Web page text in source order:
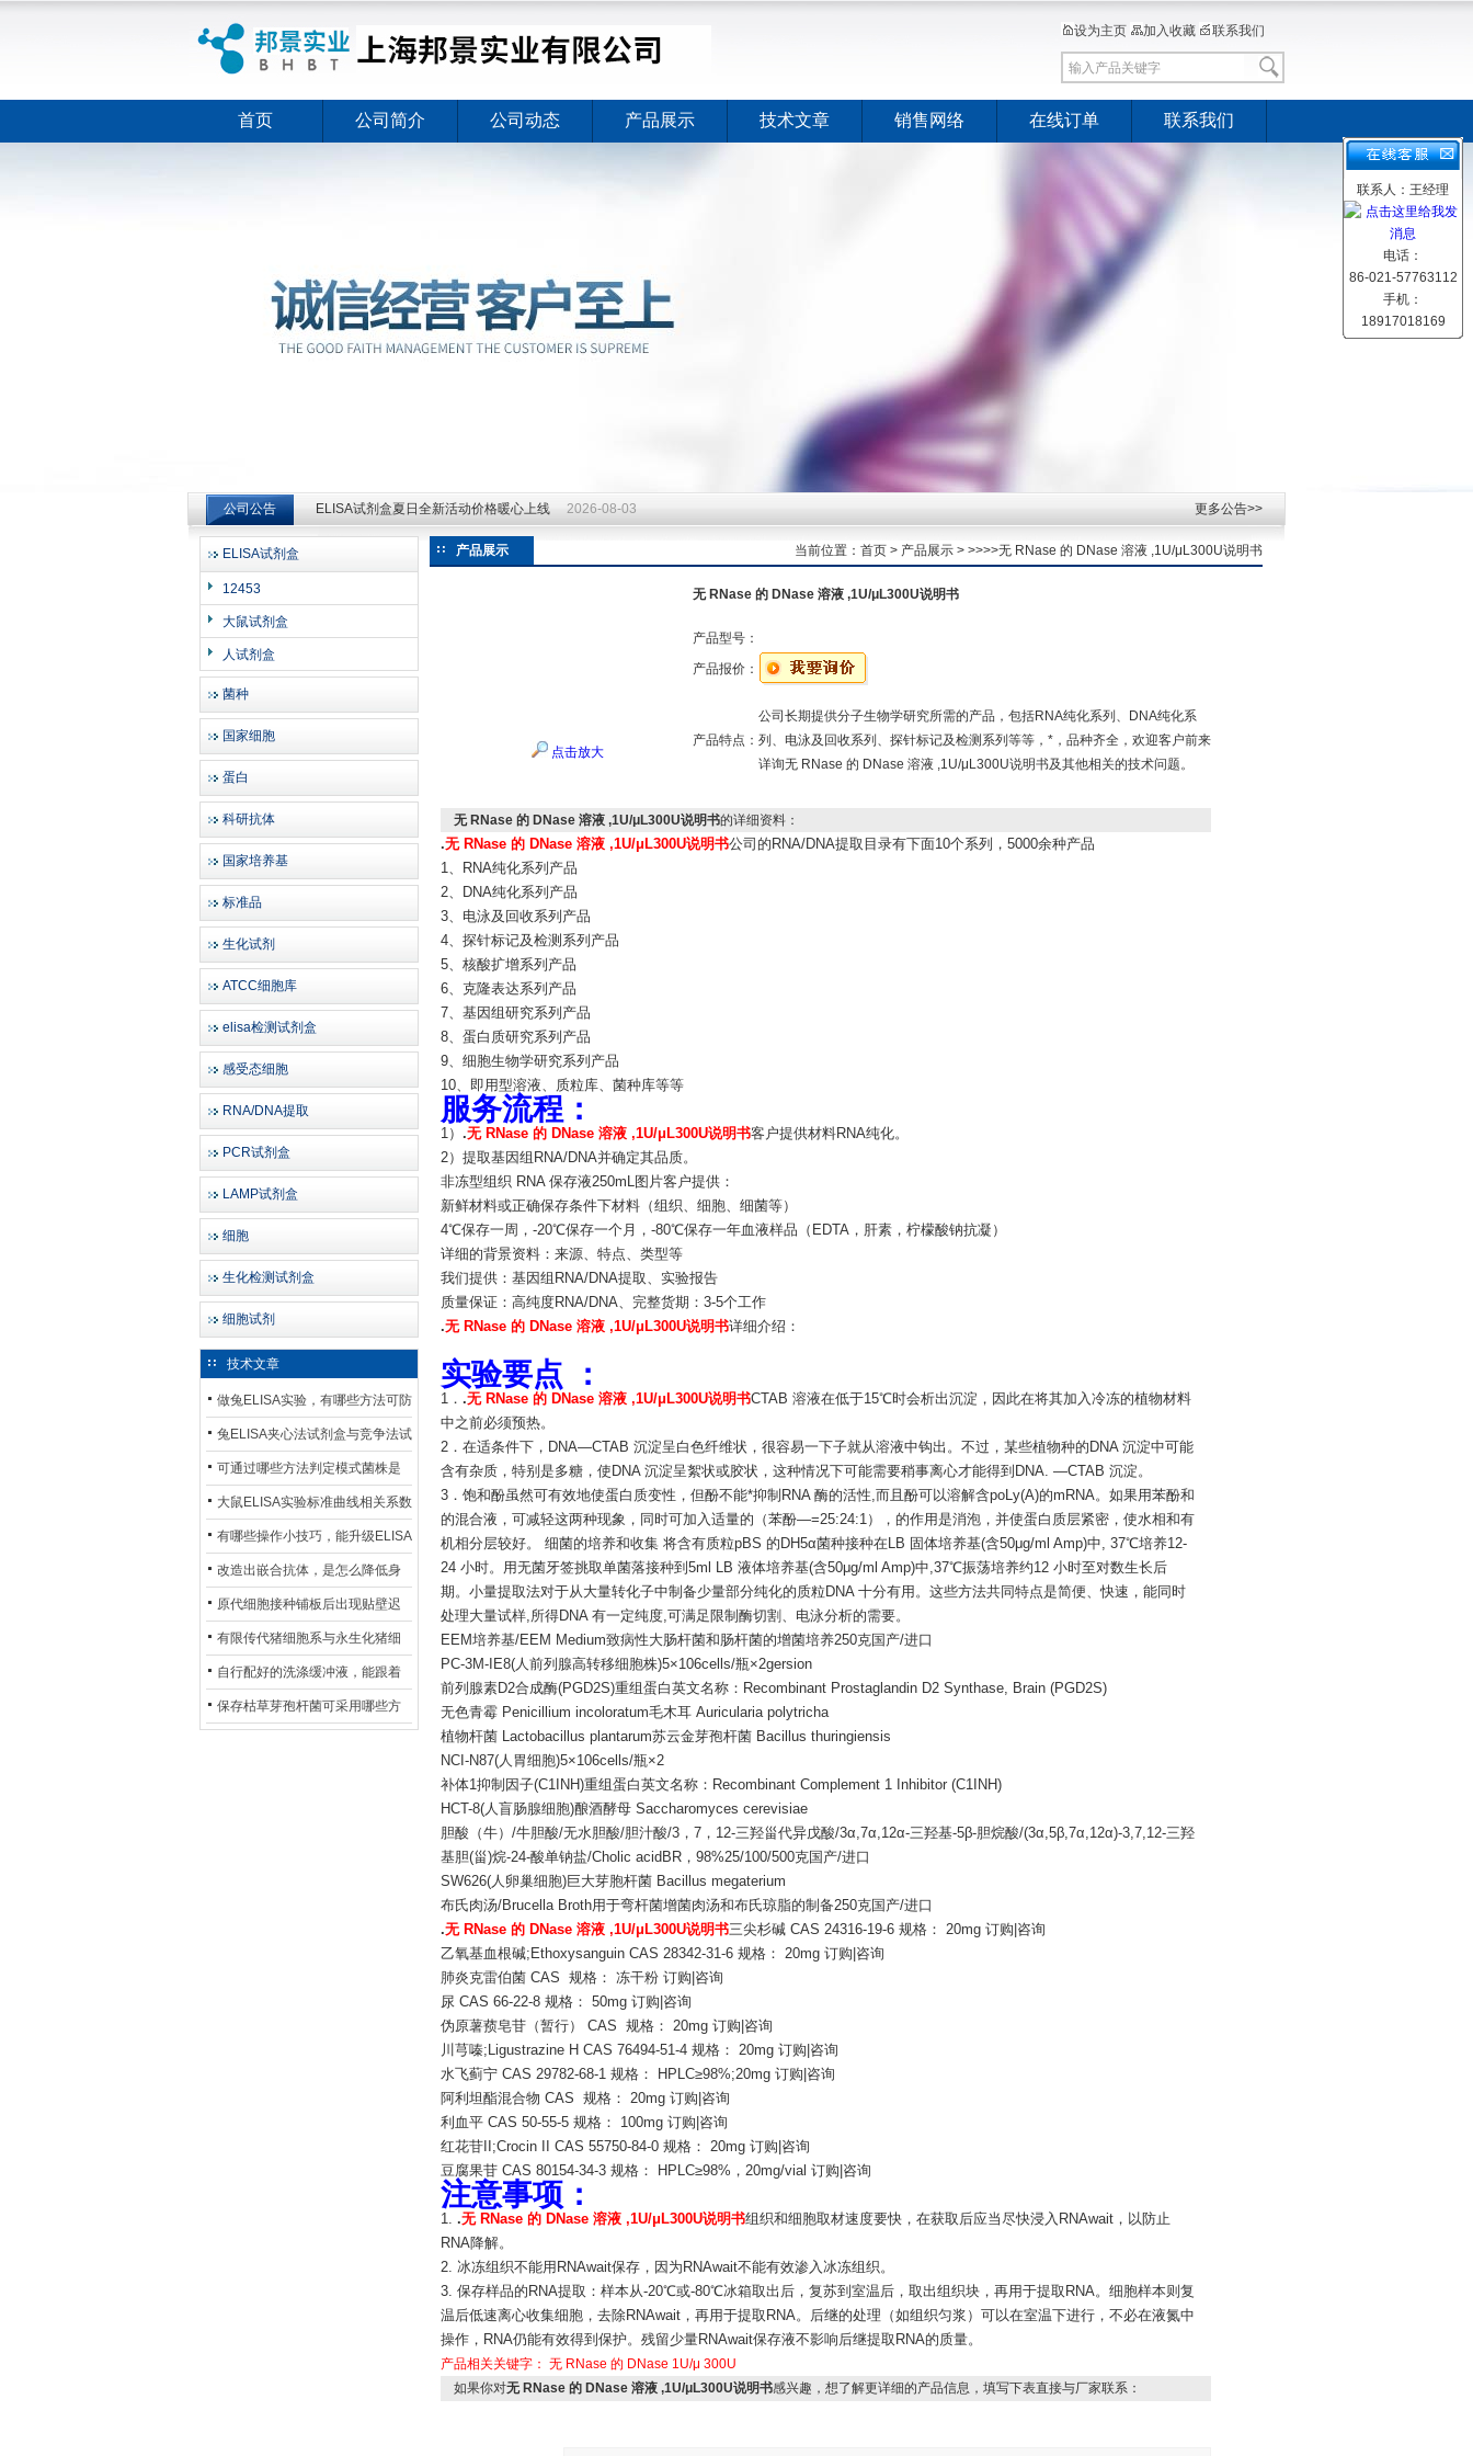
上海邦景实业有限公司
设为主页 加入收藏 联系我们
首页 公司简介 公司动态 产品展示 技术文章 销售网络 在线订单 联系我们
公司公告 ELISA试剂盒夏日全新活动价格暖心上线 2026-08-03
ELISA试剂盒夏日全新活动价格暖心上线
更多公告>>
ELISA试剂盒
12453
大鼠试剂盒
人试剂盒
菌种
国家细胞
蛋白
科研抗体
国家培养基
标准品
生化试剂
ATCC细胞库
elisa检测试剂盒
感受态细胞
RNA/DNA提取
PCR试剂盒
LAMP试剂盒
细胞
生化检测试剂盒
细胞试剂
技术文章
做兔ELISA实验，有哪些方法可防
止平台效应发生？
兔ELISA夹心法试剂盒与竞争法试
剂盒，适用检测场景存在哪些差
异？
可通过哪些方法判定模式菌株是
否存在杂菌污染？
大鼠ELISA实验标准曲线相关系数
偏低，可从哪些维度开展问题排
查？
有哪些操作小技巧，能升级ELISA
的LOD与LOQ性能？
改造出嵌合抗体，是怎么降低身
体生成抗鼠抗体（HAMA）的？
原代细胞接种铺板后出现贴壁迟
缓、悬浮细胞数量偏多的现象的
主要诱因
有限传代猪细胞系与永生化猪细
胞系，二者在增殖存活周期上有
什么区别？
自行配好的洗涤缓冲液，能跟着
试剂盒原装干粉放一处储存吗？
保存枯草芽孢杆菌可采用哪些方
产品展示 当前位置： 首页 > 产品展示 > >>>>无 RNase 的 DNase 溶液 ,1U/μL300U说明书
无 RNase 的 DNase 溶液 ,1U/μL300U说明书
点击放大
产品型号：
产品报价：
产品特点：
公司长期提供分子生物学研究所需的产品，包括RNA纯化系列、DNA纯化系
列、电泳及回收系列、探针标记及检测系列等等，*，品种齐全，欢迎客户前来
详询无 RNase 的 DNase 溶液 ,1U/μL300U说明书及其他相关的技术问题。
无 RNase 的 DNase 溶液 ,1U/μL300U说明书的详细资料：
.无 RNase 的 DNase 溶液 ,1U/μL300U说明书公司的RNA/DNA提取目录有下面10个系列，5000余种产品
1、RNA纯化系列产品
2、DNA纯化系列产品
3、电泳及回收系列产品
4、探针标记及检测系列产品
5、核酸扩增系列产品
6、克隆表达系列产品
7、基因组研究系列产品
8、蛋白质研究系列产品
9、细胞生物学研究系列产品
10、即用型溶液、质粒库、菌种库等等
服务流程：
1） .无 RNase 的 DNase 溶液 ,1U/μL300U说明书客户提供材料RNA纯化。
2）提取基因组RNA/DNA并确定其品质。
非冻型组织 RNA 保存液250mL图片客户提供：
新鲜材料或正确保存条件下材料（组织、细胞、细菌等）
4℃保存一周，-20℃保存一个月，-80℃保存一年血液样品（EDTA，肝素，柠檬酸钠抗凝）
详细的背景资料：来源、特点、类型等
我们提供：基因组RNA/DNA提取、实验报告
质量保证：高纯度RNA/DNA、完整货期：3-5个工作
.无 RNase 的 DNase 溶液 ,1U/μL300U说明书详细介绍：
实验要点 ：
1． .无 RNase 的 DNase 溶液 ,1U/μL300U说明书CTAB 溶液在低于15℃时会析出沉淀，因此在将其加入冷冻的植物材料
中之前必须预热。
2．在适条件下，DNA—CTAB 沉淀呈白色纤维状，很容易一下子就从溶液中钩出。不过，某些植物种的DNA 沉淀中可能
含有杂质，特别是多糖，使DNA 沉淀呈絮状或胶状，这种情况下可能需要稍事离心才能得到DNA. —CTAB 沉淀。
3．饱和酚虽然可有效地使蛋白质变性，但酚不能*抑制RNA 酶的活性,而且酚可以溶解含poLy(A)的mRNA。如果用苯酚和
的混合液，可减轻这两种现象，同时可加入适量的（苯酚—=25:24:1），的作用是消泡，并使蛋白质层紧密，使水相和有
机相分层较好。 细菌的培养和收集 将含有质粒pBS 的DH5α菌种接种在LB 固体培养基(含50μg/ml Amp)中, 37℃培养12-
24 小时。用无菌牙签挑取单菌落接种到5ml LB 液体培养基(含50μg/ml Amp)中,37℃振荡培养约12 小时至对数生长后
期。小量提取法对于从大量转化子中制备少量部分纯化的质粒DNA 十分有用。这些方法共同特点是简便、快速，能同时
处理大量试样,所得DNA 有一定纯度,可满足限制酶切割、电泳分析的需要。
EEM培养基/EEM Medium致病性大肠杆菌和肠杆菌的增菌培养250克国产/进口
PC-3M-IE8(人前列腺高转移细胞株)5×106cells/瓶×2gersion
前列腺素D2合成酶(PGD2S)重组蛋白英文名称：Recombinant Prostaglandin D2 Synthase, Brain (PGD2S)
无色青霉 Penicillium incoloratum毛木耳 Auricularia polytricha
植物杆菌 Lactobacillus plantarum苏云金芽孢杆菌 Bacillus thuringiensis
NCI-N87(人胃细胞)5×106cells/瓶×2
补体1抑制因子(C1INH)重组蛋白英文名称：Recombinant Complement 1 Inhibitor (C1INH)
HCT-8(人盲肠腺细胞)酿酒酵母 Saccharomyces cerevisiae
胆酸（牛）/牛胆酸/无水胆酸/胆汁酸/3，7，12-三羟甾代异戊酸/3α,7α,12α-三羟基-5β-胆烷酸/(3α,5β,7α,12α)-3,7,12-三羟
基胆(甾)烷-24-酸单钠盐/Cholic acidBR，98%25/100/500克国产/进口
SW626(人卵巢细胞)巨大芽胞杆菌 Bacillus megaterium
布氏肉汤/Brucella Broth用于弯杆菌增菌肉汤和布氏琼脂的制备250克国产/进口
.无 RNase 的 DNase 溶液 ,1U/μL300U说明书三尖杉碱 CAS 24316-19-6 规格： 20mg 订购|咨询
乙氧基血根碱;Ethoxysanguin CAS 28342-31-6 规格： 20mg 订购|咨询
肺炎克雷伯菌 CAS 规格： 冻干粉 订购|咨询
尿 CAS 66-22-8 规格： 50mg 订购|咨询
伪原薯蓣皂苷（暂行） CAS 规格： 20mg 订购|咨询
川芎嗪;Ligustrazine H CAS 76494-51-4 规格： 20mg 订购|咨询
水飞蓟宁 CAS 29782-68-1 规格： HPLC≥98%;20mg 订购|咨询
阿利坦酯混合物 CAS 规格： 20mg 订购|咨询
利血平 CAS 50-55-5 规格： 100mg 订购|咨询
红花苷II;Crocin II CAS 55750-84-0 规格： 20mg 订购|咨询
豆腐果苷 CAS 80154-34-3 规格： HPLC≥98%，20mg/vial 订购|咨询
注意事项：
1. .无 RNase 的 DNase 溶液 ,1U/μL300U说明书组织和细胞取材速度要快，在获取后应当尽快浸入RNAwait，以防止
RNA降解。
2. 冰冻组织不能用RNAwait保存，因为RNAwait不能有效渗入冰冻组织。
3. 保存样品的RNA提取：样本从-20℃或-80℃冰箱取出后，复苏到室温后，取出组织块，再用于提取RNA。细胞样本则复
温后低速离心收集细胞，去除RNAwait，再用于提取RNA。后继的处理（如组织匀浆）可以在室温下进行，不必在液氮中
操作，RNA仍能有效得到保护。残留少量RNAwait保存液不影响后继提取RNA的质量。
产品相关关键字： 无 RNase 的 DNase 1U/μ 300U
如果你对无 RNase 的 DNase 溶液 ,1U/μL300U说明书感兴趣，想了解更详细的产品信息，填写下表直接与厂家联系：
联系人：王经理
电话：
86-021-57763112
手机：
18917018169